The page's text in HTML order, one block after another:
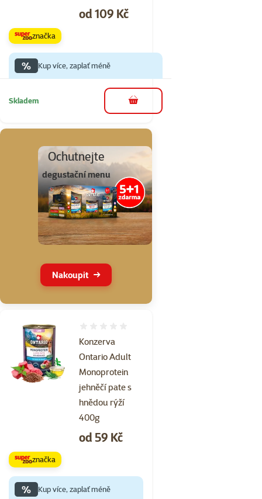
Cena
od 109 Kč
značka
% Kup více, zaplať méně
Skladem do košíku
Ochutnejte
degustační menu
Nakoupit
Konzerva
Ontario Adult
Monoprotein
jehněčí pate s
hnědou rýží
400g
Cena
od 59 Kč
značka
% Kup více, zaplať méně